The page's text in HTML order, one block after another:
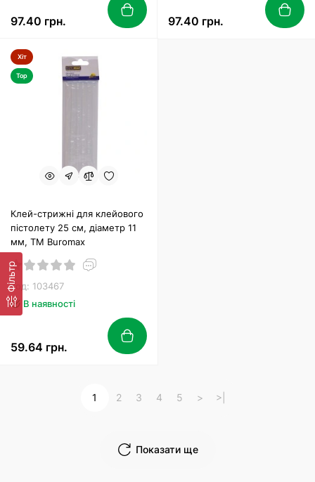
Фільтр
97.40 грн. 97.40 грн.
Хіт
Top
Клей-стрижні для клейового
пістолету 25 см, діаметр 11
мм, ТМ Buromax
Код: 103467
В наявності
59.64 грн.
Показати ще
1 2 3 4 5 > >|